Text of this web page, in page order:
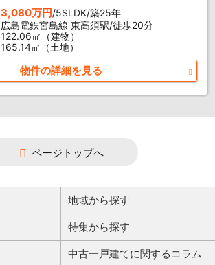
3,080万円/5SLDK/築25年
広島電鉄宮島線 東高須駅/徒歩20分
122.06㎡（建物）
165.14㎡（土地）
物件の詳細を見る
ページトップへ
地域から探す
特集から探す
中古一戸建てに関するコラム